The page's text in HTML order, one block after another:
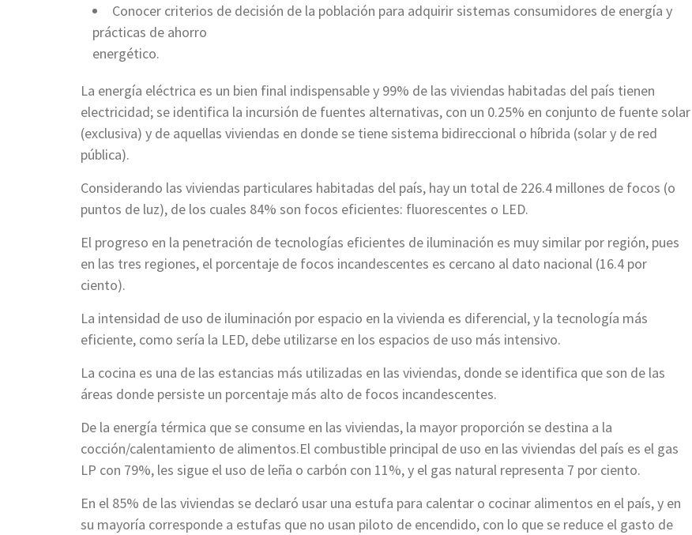
Conocer criterios de decisión de la población para adquirir sistemas consumidores de energía y
prácticas de ahorro
energético.
La energía eléctrica es un bien final indispensable y 99% de las viviendas habitadas del país tienen
electricidad; se identifica la incursión de fuentes alternativas, con un 0.25% en conjunto de fuente solar
(exclusiva) y de aquellas viviendas en donde se tiene sistema bidireccional o híbrida (solar y de red
pública).
Considerando las viviendas particulares habitadas del país, hay un total de 226.4 millones de focos (o
puntos de luz), de los cuales 84% son focos eficientes: fluorescentes o LED.
El progreso en la penetración de tecnologías eficientes de iluminación es muy similar por región, pues
en las tres regiones, el porcentaje de focos incandescentes es cercano al dato nacional (16.4 por
ciento).
La intensidad de uso de iluminación por espacio en la vivienda es diferencial, y la tecnología más
eficiente, como sería la LED, debe utilizarse en los espacios de uso más intensivo.
La cocina es una de las estancias más utilizadas en las viviendas, donde se identifica que son de las
áreas donde persiste un porcentaje más alto de focos incandescentes.
De la energía térmica que se consume en las viviendas, la mayor proporción se destina a la
cocción/calentamiento de alimentos.El combustible principal de uso en las viviendas del país es el gas
LP con 79%, les sigue el uso de leña o carbón con 11%, y el gas natural representa 7 por ciento.
En el 85% de las viviendas se declaró usar una estufa para calentar o cocinar alimentos en el país, y en
su mayoría corresponde a estufas que no usan piloto de encendido, con lo que se reduce el gasto de